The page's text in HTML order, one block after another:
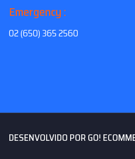
Emergency :
02 (650) 365 2560
DESENVOLVIDO POR GO!